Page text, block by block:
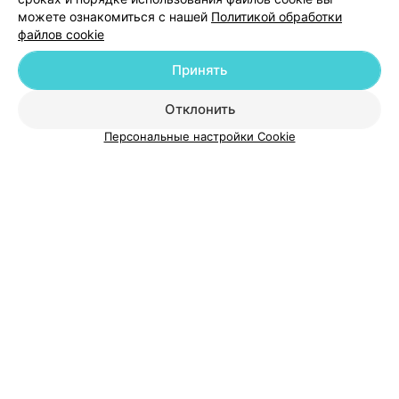
предложите перезаписатьсяДобавить специалиста
Новости проекта
Размещение рекламы
Медицинский маркетинг
Публичный договор
можете ознакомиться с нашей Политикой обработки
файлов cookie
Отклонить
Принять
Персональные настройки Cookie